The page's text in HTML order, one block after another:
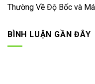
Thường Về Độ Bốc và
BÌNH LUẬN GẦN ĐÂY